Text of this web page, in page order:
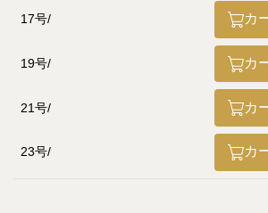
17号 カ
19号 カ
21号 カ
23号 カ